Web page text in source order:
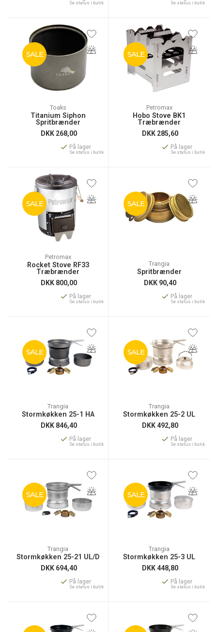
Se status i butik Se status i butik
SALE
Toaks
Titanium Siphon
Spritbrænder
DKK 268,00
På lager
Se status i butik
SALE
Petromax
Hobo Stove BK1
Træbrænder
DKK 285,60
På lager
Se status i butik
SALE
Petromax
Rocket Stove RF33
Træbrænder
DKK 800,00
På lager
Se status i butik
SALE
Trangia
Spritbrænder
DKK 90,40
På lager
Se status i butik
SALE
Trangia
Stormkøkken 25-1 HA
DKK 846,40
På lager
Se status i butik
SALE
Trangia
Stormkøkken 25-2 UL
DKK492,80
På lager
Se status i butik
SALE
Trangia
Stormkøkken 25-21 UL/D
DKK 694,40
På lager
Se status i butik
SALE
Trangia
Stormkøkken 25-3 UL
DKK448,80
På lager
Se status i butik